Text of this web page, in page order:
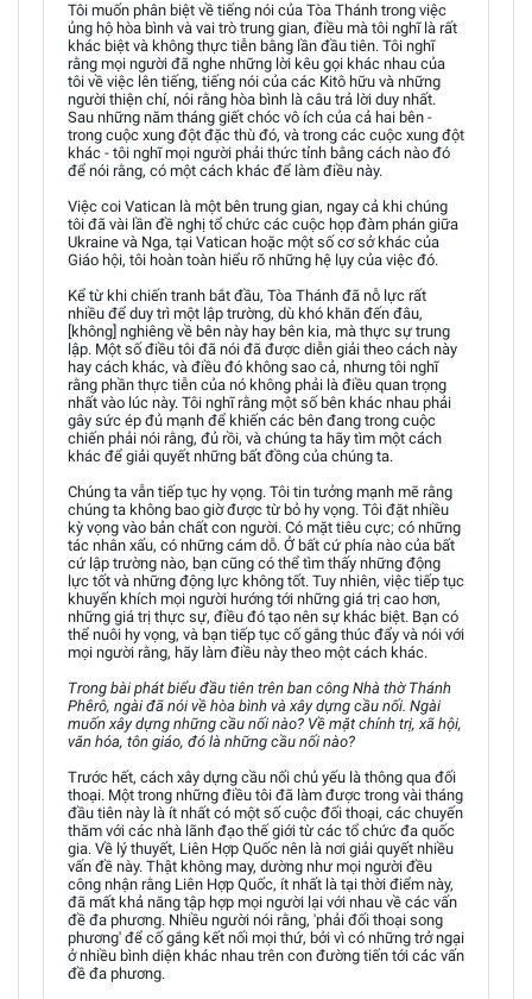
Tôi muốn phân biệt về tiếng nói của Tòa Thánh trong việc
ủng hộ hòa bình và vai trò trung gian, điều mà tôi nghĩ là rất
khác biệt và không thực tiễn bằng lần đầu tiên. Tôi nghĩ
rằng mọi người đã nghe những lời kêu gọi khác nhau của
tôi về việc lên tiếng, tiếng nói của các Kitô hữu và những
người thiện chí, nói rằng hòa bình là câu trả lời duy nhất.
Sau những năm tháng giết chóc vô ích của cả hai bên -
trong cuộc xung đột đặc thù đó, và trong các cuộc xung đột
khác - tôi nghĩ mọi người phải thức tỉnh bằng cách nào đó
để nói rằng, có một cách khác để làm điều này.
Việc coi Vatican là một bên trung gian, ngay cả khi chúng
tôi đã vài lần đề nghị tổ chức các cuộc họp đàm phán giữa
Ukraine và Nga, tại Vatican hoặc một số cơ sở khác của
Giáo hội, tôi hoàn toàn hiểu rõ những hệ lụy của việc đó.
Kể từ khi chiến tranh bắt đầu, Tòa Thánh đã nỗ lực rất
nhiều để duy trì một lập trường, dù khó khăn đến đâu,
[không] nghiêng về bên này hay bên kia, mà thực sự trung
lập. Một số điều tôi đã nói đã được diễn giải theo cách này
hay cách khác, và điều đó không sao cả, nhưng tôi nghĩ
rằng phần thực tiễn của nó không phải là điều quan trọng
nhất vào lúc này. Tôi nghĩ rằng một số bên khác nhau phải
gây sức ép đủ mạnh để khiến các bên đang trong cuộc
chiến phải nói rằng, đủ rồi, và chúng ta hãy tìm một cách
khác để giải quyết những bất đồng của chúng ta.
Chúng ta vẫn tiếp tục hy vọng. Tôi tin tưởng mạnh mẽ rằng
chúng ta không bao giờ được từ bỏ hy vọng. Tôi đặt nhiều
kỳ vọng vào bản chất con người. Có mặt tiêu cực; có những
tác nhân xấu, có những cám dỗ. Ở bất cứ phía nào của bất
cứ lập trường nào, bạn cũng có thể tìm thấy những động
lực tốt và những động lực không tốt. Tuy nhiên, việc tiếp tục
khuyến khích mọi người hướng tới những giá trị cao hơn,
những giá trị thực sự, điều đó tạo nên sự khác biệt. Bạn có
thể nuôi hy vọng, và bạn tiếp tục cố gắng thúc đẩy và nói với
mọi người rằng, hãy làm điều này theo một cách khác.
Trong bài phát biểu đầu tiên trên ban công Nhà thờ Thánh
Phêrô, ngài đã nói về hòa bình và xây dựng cầu nối. Ngài
muốn xây dựng những cầu nối nào? Về mặt chính trị, xã hội,
văn hóa, tôn giáo, đó là những cầu nối nào?
Trước hết, cách xây dựng cầu nối chủ yếu là thông qua đối
thoại. Một trong những điều tôi đã làm được trong vài tháng
đầu tiên này là ít nhất có một số cuộc đối thoại, các chuyến
thăm với các nhà lãnh đạo thế giới từ các tổ chức đa quốc
gia. Về lý thuyết, Liên Hợp Quốc nên là nơi giải quyết nhiều
vấn đề này. Thật không may, dường như mọi người đều
công nhận rằng Liên Hợp Quốc, ít nhất là tại thời điểm này,
đã mất khả năng tập hợp mọi người lại với nhau về các vấn
đề đa phương. Nhiều người nói rằng, 'phải đối thoại song
phương' để cố gắng kết nối mọi thứ, bởi vì có những trở ngại
ở nhiều bình diện khác nhau trên con đường tiến tới các vấn
đề đa phương.